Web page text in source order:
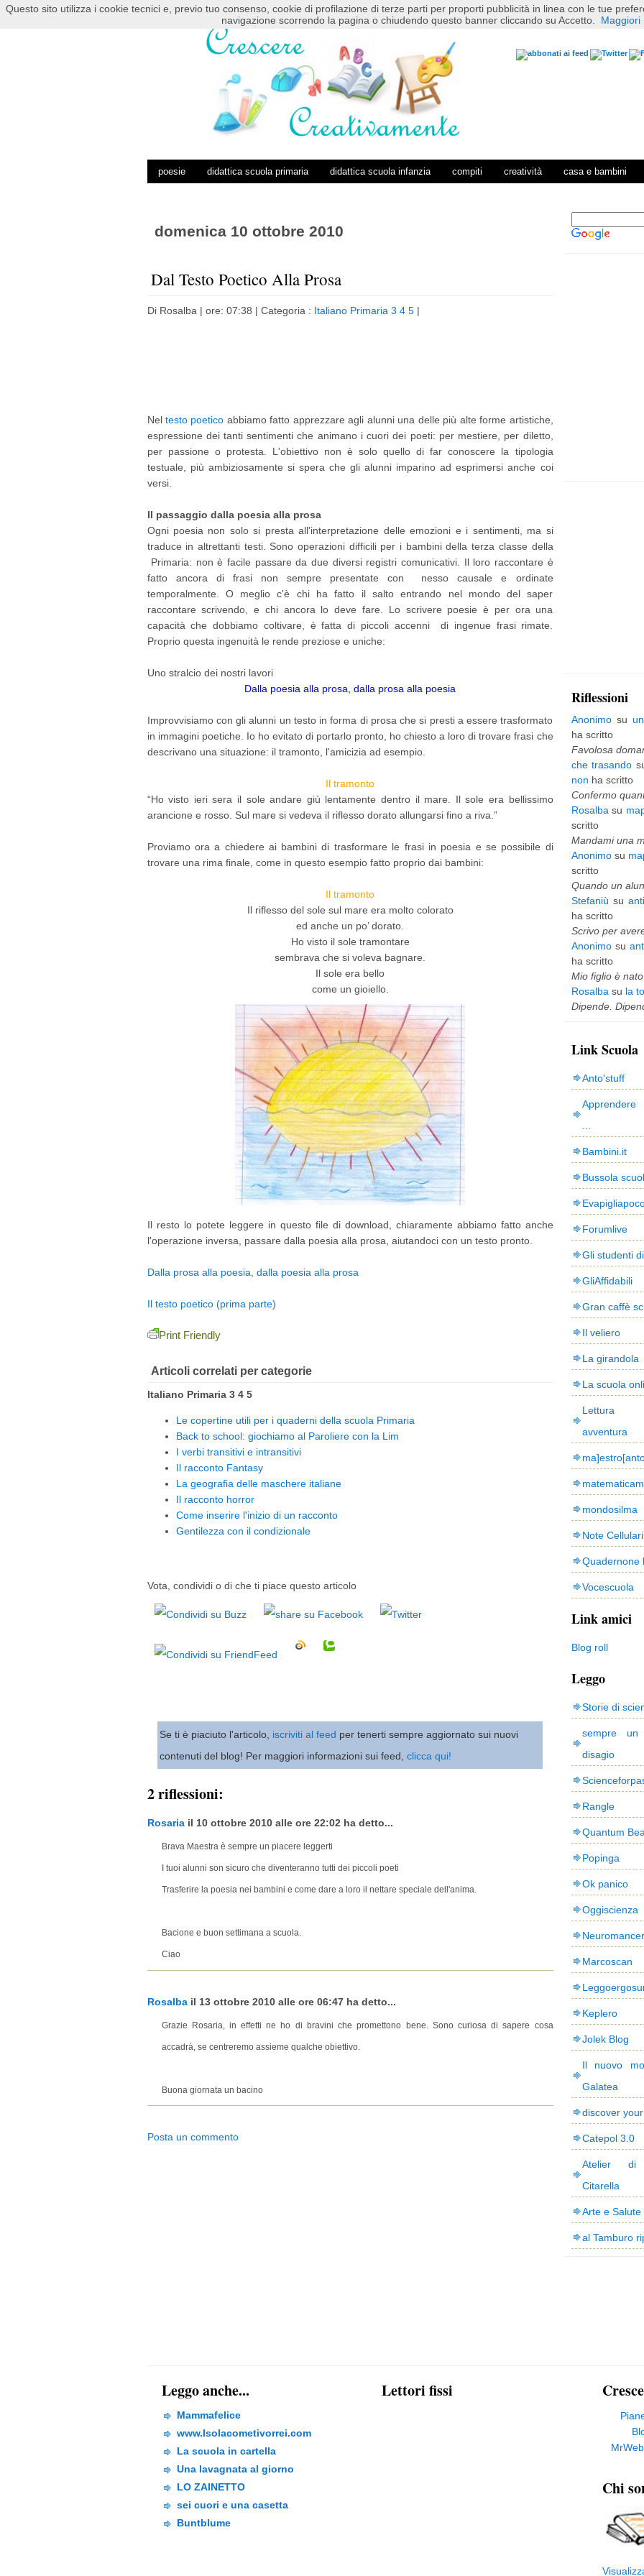
HOME POSTS RSS COMMENTS RSS
poesie didattica scuola primaria didattica scuola infanzia compiti creatività casa e bambini
domenica 10 ottobre 2010
Dal Testo Poetico Alla Prosa
Di Rosalba | ore: 07:38 | Categoria : Italiano Primaria 3 4 5 |
Nel testo poetico abbiamo fatto apprezzare agli alunni una delle più alte forme artistiche,
espressione dei tanti sentimenti che animano i cuori dei poeti: per mestiere, per diletto,
per passione o protesta. L'obiettivo non è solo quello di far conoscere la tipologia
testuale, più ambiziosamente si spera che gli alunni imparino ad esprimersi anche coi
versi.
Il passaggio dalla poesia alla prosa
Ogni poesia non solo si presta all'interpretazione delle emozioni e i sentimenti, ma si
traduce in altrettanti testi. Sono operazioni difficili per i bambini della terza classe della
Primaria: non è facile passare da due diversi registri comunicativi. Il loro raccontare è
fatto ancora di frasi non sempre presentate con nesso causale e ordinate
temporalmente. O meglio c'è chi ha fatto il salto entrando nel mondo del saper
raccontare scrivendo, e chi ancora lo deve fare. Lo scrivere poesie è per ora una
capacità che dobbiamo coltivare, è fatta di piccoli accenni di ingenue frasi rimate.
Proprio questa ingenuità le rende preziose e uniche:
Uno stralcio dei nostri lavori
Dalla poesia alla prosa, dalla prosa alla poesia
Improvvisiamo con gli alunni un testo in forma di prosa che si presti a essere trasformato
in immagini poetiche. Io ho evitato di portarlo pronto, ho chiesto a loro di trovare frasi che
descrivano una situazione: il tramonto, l'amicizia ad esempio.
Il tramonto
“Ho visto ieri sera il sole andare giù lentamente dentro il mare. Il sole era bellissimo
arancione e rosso. Sul mare si vedeva il riflesso dorato allungarsi fino a riva.”
Proviamo ora a chiedere ai bambini di trasformare le frasi in poesia e se possibile di
trovare una rima finale, come in questo esempio fatto proprio dai bambini:
Il tramonto
Il riflesso del sole sul mare era molto colorato
ed anche un po’ dorato.
Ho visto il sole tramontare
sembrava che si voleva bagnare.
Il sole era bello
come un gioiello.
Il resto lo potete leggere in questo file di download, chiaramente abbiamo fatto anche
l'operazione inversa, passare dalla poesia alla prosa, aiutandoci con un testo pronto.
Dalla prosa alla poesia, dalla poesia alla prosa
Il testo poetico (prima parte)
Print Friendly
Articoli correlati per categorie
Italiano Primaria 3 4 5
Le copertine utili per i quaderni della scuola Primaria
Back to school: giochiamo al Paroliere con la Lim
I verbi transitivi e intransitivi
Il racconto Fantasy
La geografia delle maschere italiane
Il racconto horror
Come inserire l'inizio di un racconto
Gentilezza con il condizionale
Vota, condividi o di che ti piace questo articolo
Se ti è piaciuto l'articolo, iscriviti al feed per tenerti sempre aggiornato sui nuovi
contenuti del blog! Per maggiori informazioni sui feed, clicca qui!
2 riflessioni:
Rosariail 10 ottobre 2010 alle ore 22:02 ha detto...
Brava Maestra è sempre un piacere leggerti
I tuoi alunni son sicuro che diventeranno tutti dei piccoli poeti
Trasferire la poesia nei bambini e come dare a loro il nettare speciale dell'anima.
Bacione e buon settimana a scuola.
Ciao
Rosalbail 13 ottobre 2010 alle ore 06:47 ha detto...
Grazie Rosaria, in effetti ne ho di bravini che promettono bene. Sono curiosa di sapere cosa
accadrà, se centreremo assieme qualche obiettivo.
Buona giornata un bacino
Posta un commento
P
o
Riflessioni
Anonimosu
ha scritto
Favolosa
che trasando
non ha scritto
Confermo
Rosalba su
scritto
Mandami una
Anonimosu
scritto
Quando un
Stefaniù su
ha scritto
Scrivo per avere
Anonimosu
ha scritto
Mio figlio è nato
Rosalba su la
Dipende.
Link Scuola
Anto'stuff
Bambini.it
Bussola
Forumlive
Gli studenti
GliAffidabili
Gran caffè
Il veliero
La girandola
La scuola
avventura
mondosilma
Note Cellulari
Quadernone
Vocescuola
Link amici
Blog roll
Leggo
Storie di
sempre
disagio
Rangle
Quantum
Popinga
Ok panico
Oggiscienza
Neuromancer
Marcoscan
Keplero
Jolek Blog
Il nuovo
Galatea
discover
Catepol 3.0
Atelier di
Citarella
Arte e Salute
al Tamburo
Leggo anche...
Mammafelice
www.Isolacometivorrei.com
La scuola in cartella
Una lavagnata al giorno
LO ZAINETTO
sei cuori e una casetta
Buntblume
Lettori fissi
Chi
Questo sito utilizza i cookie tecnici e, previo tuo consenso, cookie di profilazione di terze parti per proporti pubblicità in linea con le tue
navigazione scorrendo la pagina o chiudendo questo banner cliccando su Accetto.
Maggiori